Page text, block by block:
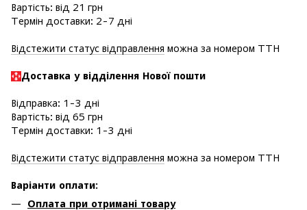
Вартість: від 21 грн
Термін доставки: 2-7 дні
Відстежити статус відправлення можна за номером ТТН
Доставка у відділення Нової пошти
Відправка: 1-3 дні
Вартість: від 65 грн
Термін доставки: 1-3 дні
Відстежити статус відправлення можна за номером ТТН
Варіанти оплати:
Оплата при отримані товару